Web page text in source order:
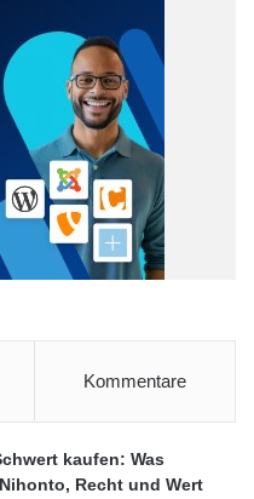
2190986/-boerse-online-
janwillem-acket-stampft-
Spartipps
Vermögensaufbau
Kommentare
kaufen: Was
Recht und Wert